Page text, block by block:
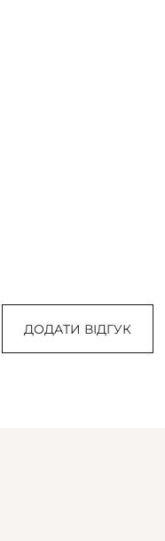
ДОДАТИ ВІДГУК